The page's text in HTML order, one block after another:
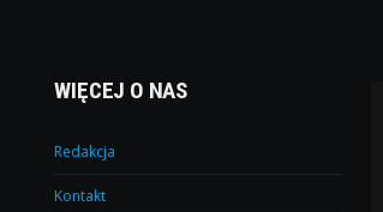
WIĘCEJ O NAS
Redakcja
Kontakt